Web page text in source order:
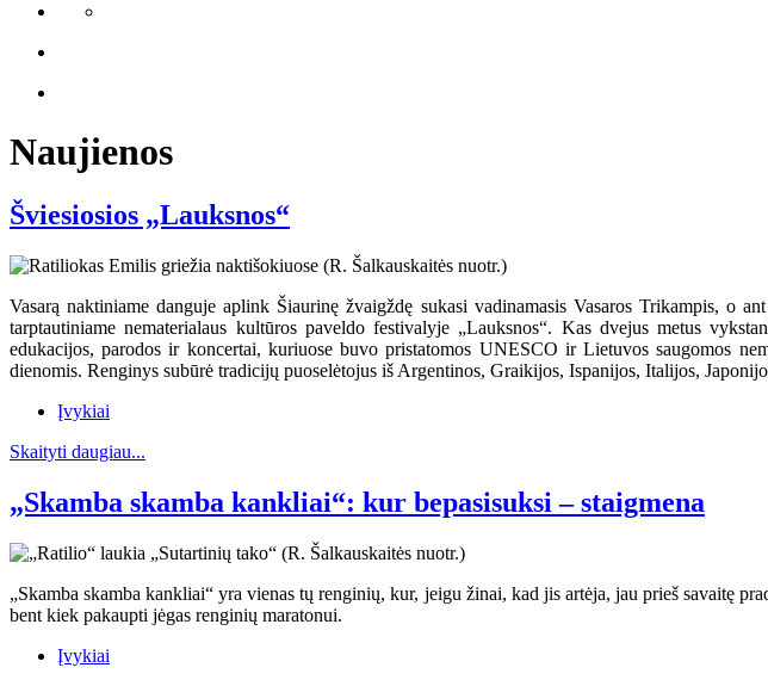
Naujienos
Šviesiosios „Lauksnos“
Vasarą naktiniame danguje aplink Šiaurinę žvaigždę sukasi vadinamasis Vasaros Trikampis, o
tarptautiniame nematerialaus kultūros paveldo festivalyje „Lauksnos“. Kas dvejus metus
edukacijos, parodos ir koncertai, kuriuose buvo pristatomos UNESCO ir Lietuvos saugomos
dienomis. Renginys subūrė tradicijų puoselėtojus iš Argentinos, Graikijos, Ispanijos, Italijos,
Įvykiai
Skaityti daugiau...
„Skamba skamba kankliai“: kur bepasisuksi – staigmena
„Skamba skamba kankliai“ yra vienas tų renginių, kur, jeigu žinai, kad jis artėja, jau prieš savaitę
bent kiek pakaupti jėgas renginių maratonui.
Įvykiai